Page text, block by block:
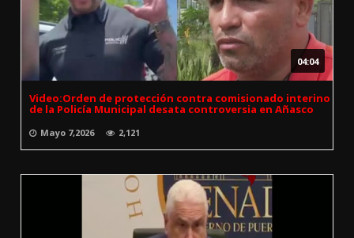
04:04
Video:Orden de protección contra comisionado interino
de la Policía Municipal desata controversia en Añasco
Mayo 7,2026 2,121